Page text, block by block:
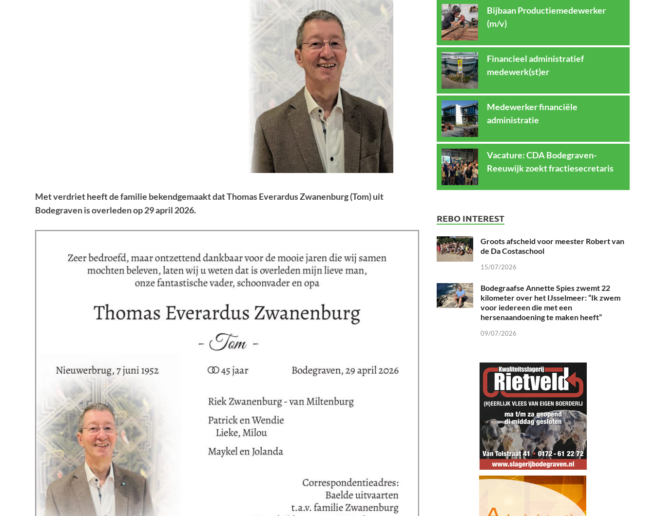
Met verdriet heeft de familie bekendgemaakt dat Thomas Everardus Zwanenburg (Tom) uit
Bodegraven is overleden op 29 april 2026.
Bijbaan Productiemedewerker
(m/v)
Financieel administratief
medewerk(st)er
Medewerker financiële
administratie
Vacature: CDA Bodegraven-
Reeuwijk zoekt fractiesecretaris
REBO INTEREST
Groots afscheid voor meester Robert van
de Da Costaschool
15/07/2026
Bodegraafse Annette Spies zwemt 22
kilometer over het IJsselmeer: “Ik zwem
voor iedereen die met een
hersenaandoening te maken heeft”
09/07/2026